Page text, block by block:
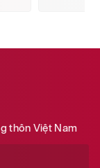
thôn Việt Nam